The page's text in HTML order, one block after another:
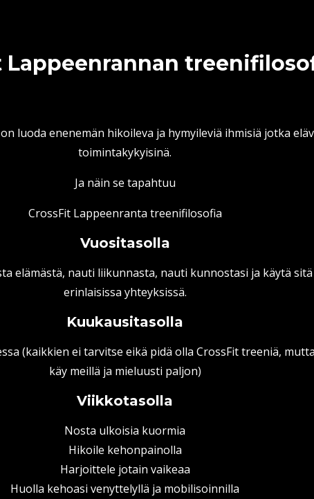
Lappeenrannan
luoda enenemän hikoileva ja hymyileviä ihmisiä jotka
toimintakykyisinä.
Ja näin se tapahtuu
CrossFit Lappeenranta treenifilosofia
Vuositasolla
elämästä, nauti liikunnasta, nauti kunnostasi ja käytä
erinlaisissa yhteyksissä.
Kuukausitasolla
(kaikkien ei tarvitse eikä pidä olla CrossFit treeniä,
käy meillä ja mieluusti paljon)
Viikkotasolla
Nosta ulkoisia kuormia
Hikoile kehonpainolla
Harjoittele jotain vaikeaa
Huolla kehoasi venyttelyllä ja mobilisoinnilla